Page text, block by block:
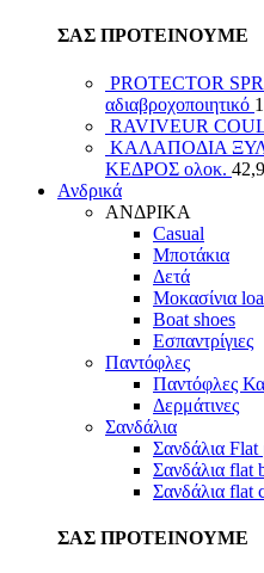
ΣΑΣ ΠΡΟΤΕΙΝΟΥΜΕ
PROTECTOR
αδιαβροχοποιητικό
RAVIVEUR
ΚΑΛΑΠΟΔΙΑ
ΚΕΔΡΟΣ ολοκ.
Ανδρικά
ΑΝΔΡΙΚΑ
Casual
Μποτάκια
Δετά
Μοκασίνια
Boat shoes
Εσπαντρίγιες
Παντόφλες
Παντόφλες
Δερμάτινες
Σανδάλια
Σανδάλια
Σανδάλια flat
Σανδάλια flat
ΣΑΣ ΠΡΟΤΕΙΝΟΥΜΕ